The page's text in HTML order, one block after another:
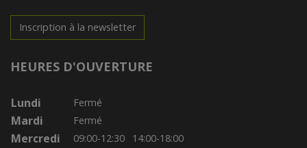
Inscription à la newsletter
HEURES D'OUVERTURE
Lundi Fermé
Mardi Fermé
Mercredi 09:00-12:30 14:00-18:00